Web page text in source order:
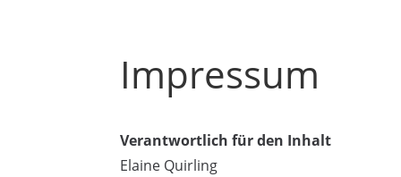
Impressum
Verantwortlich für den Inhalt
Elaine Quirling